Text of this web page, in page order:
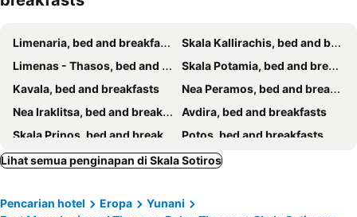
Limenaria, bed and breakfasts
Skala Kallirachis, bed and breakfasts
Limenas - Thasos, bed and breakfasts
Skala Potamia, bed and breakfasts
Kavala, bed and breakfasts
Nea Peramos, bed and breakfasts
Nea Iraklitsa, bed and breakfasts
Avdira, bed and breakfasts
Skala Prinos, bed and breakfasts
Potos, bed and breakfasts
Astris, bed and breakfasts
Chrissi Ammoudia, bed and breakfasts
Lihat semua penginapan di Skala Sotiros
Pencarian hotel Eropa
Yunani